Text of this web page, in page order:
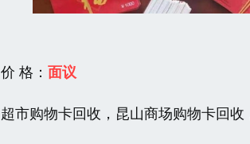
价 格： 面议
超市购物卡回收，昆山商场购物卡回